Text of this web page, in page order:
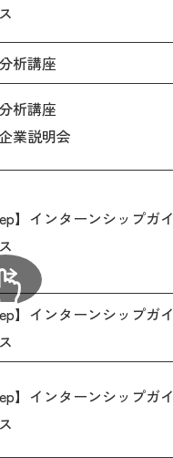
析講座
析講座
業説明会
】インターンシップガ
】インターンシップガ
】インターンシップガ